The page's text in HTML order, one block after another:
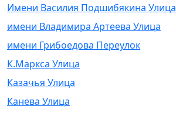
Имени Василия Подшибякина Улица
имени Владимира Артеева Улица
имени Грибоедова Переулок
К.Маркса Улица
Казачья Улица
Канева Улица